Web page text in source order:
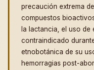
precaución extrema
compuestos
la lactancia, el uso de
contraindicado
etnobotánica de su
hemorragias post-